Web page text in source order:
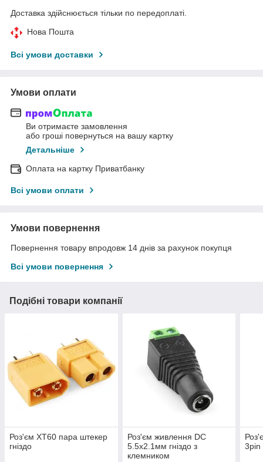
Доставка здійснюється тільки по передоплаті.
Нова Пошта
Всі умови доставки
Умови оплати
Ви отримаєте замовлення
або гроші повернуться на вашу картку
Детальніше
Оплата на картку Приватбанку
Всі умови оплати
Умови повернення
Повернення товару впродовж 14 днів за рахунок покупця
Всі умови повернення
Подібні товари компанії
Роз'єм XT60 пара штекер
гніздо
Роз'єм живлення DC
5.5х2.1мм гніздо з
клемником
3pin